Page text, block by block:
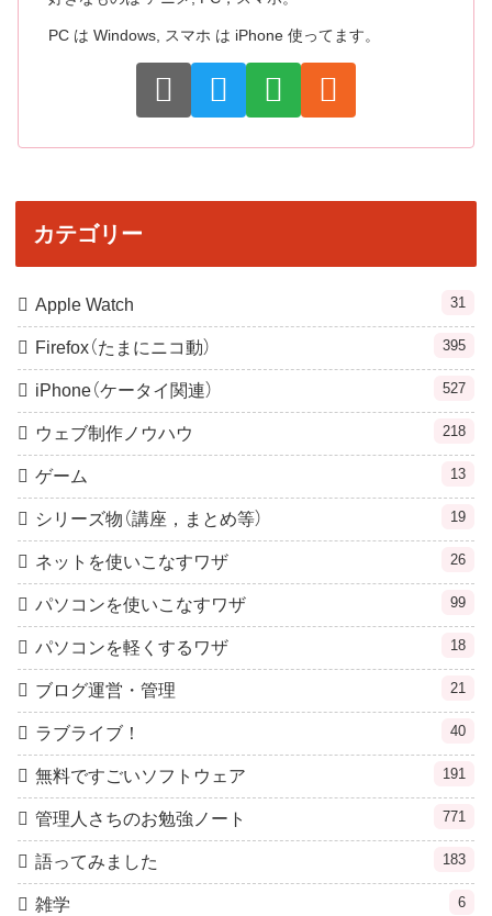
PC は Windows, スマホ は iPhone 使ってます。
カテゴリー
Apple Watch 31
Firefox（たまにニコ動） 395
iPhone（ケータイ関連） 527
ウェブ制作ノウハウ 218
ゲーム 13
シリーズ物（講座，まとめ等） 19
ネットを使いこなすワザ 26
パソコンを使いこなすワザ 99
パソコンを軽くするワザ 18
ブログ運営・管理 21
ラブライブ！ 40
無料ですごいソフトウェア 191
管理人さちのお勉強ノート 771
語ってみました 183
雑学 6